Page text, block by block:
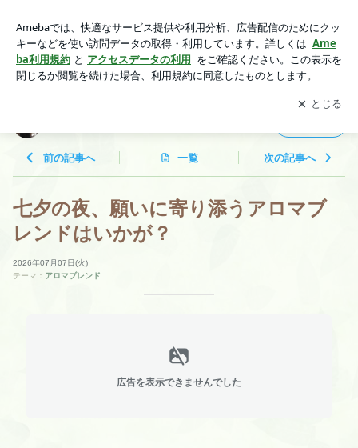
kka-のアロマノート♪
アプリをダウンロードして ブログの更新通知
を受け取りまし
ょう。
開く
前の記事へ 一覧 次の記事へ
七夕の夜、願いに寄り添うアロマブ
レンドはいかが？
2026年07月07日(火)
テーマ： アロマブレンド
広告を表示できませんでした